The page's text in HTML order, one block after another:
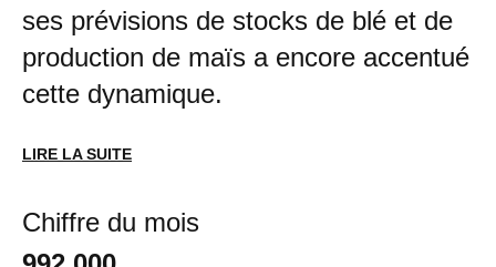
ses prévisions de stocks de blé et de
production de maïs a encore accentué
cette dynamique.
LIRE LA SUITE
Chiffre du mois